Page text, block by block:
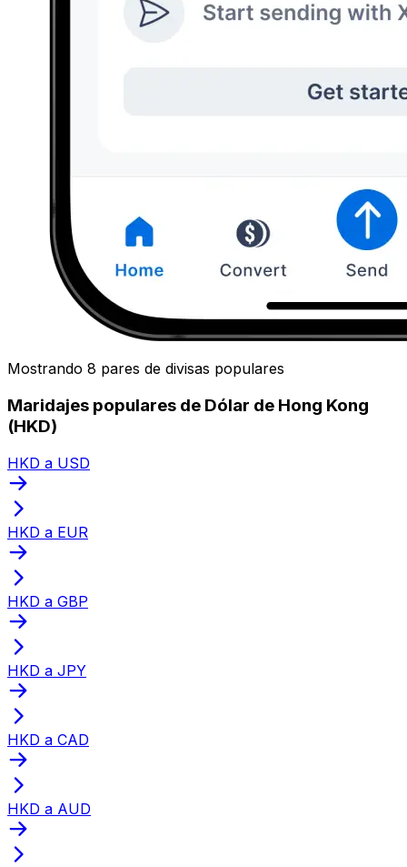
Mostrando 8 pares de divisas populares
Maridajes populares de Dólar de Hong Kong
(HKD)
HKD a USD
HKD a EUR
HKD a GBP
HKD a JPY
HKD a CAD
HKD a AUD